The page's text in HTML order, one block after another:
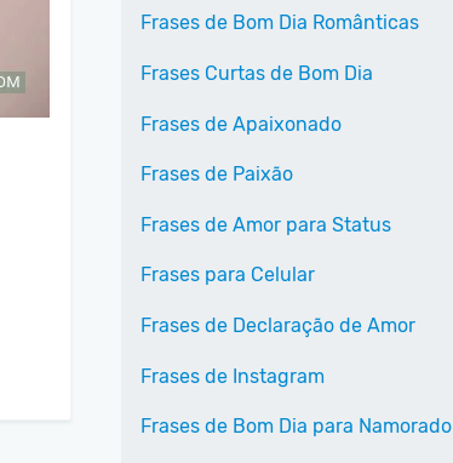
Frases de Bom Dia Românticas
Frases Curtas de Bom Dia
Frases de Apaixonado
Frases de Paixão
Frases de Amor para Status
Frases para Celular
Frases de Declaração de Amor
Frases de Instagram
Frases de Bom Dia para Namorado